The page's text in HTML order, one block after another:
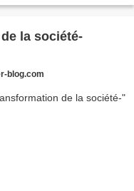
la société-
blog.com